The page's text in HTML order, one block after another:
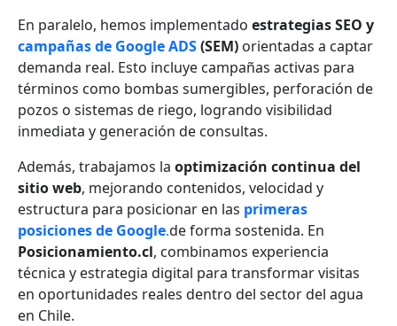
En paralelo, hemos implementado estrategias SEO y
campañas de Google ADS(SEM) orientadas a captar
demanda real. Esto incluye campañas activas para
términos como bombas sumergibles, perforación de
pozos o sistemas de riego, logrando visibilidad
inmediata y generación de consultas.
Además, trabajamos la optimización continua del
sitio web, mejorando contenidos, velocidad y
estructura para posicionar en las primeras
posiciones de Google.de forma sostenida. En
Posicionamiento.cl, combinamos experiencia
técnica y estrategia digital para transformar visitas
en oportunidades reales dentro del sector del agua
en Chile.